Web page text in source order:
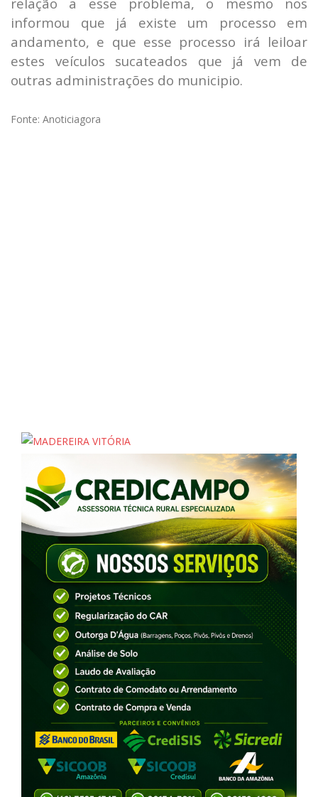
informou que já existe um processo em
andamento, e que esse processo irá leiloar
estes veículos sucateados que já vem de
outras administrações do municipio.
Fonte: Anoticiagora